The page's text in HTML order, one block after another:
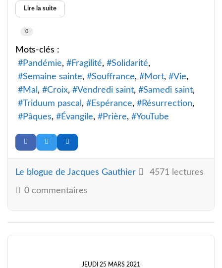
Lire la suite
0
Mots-clés :
Pandémie
Fragilité
Solidarité
Semaine sainte
Souffrance Mort
Vie
Mal
Croix Vendredi saint
Samedi saint
Triduum pascal
Espérance
Résurrection
Pâques
Évangile Prière YouTube
Le blogue de Jacques Gauthier 4571 lectures
0 commentaires
JEUDI 25 MARS 2021